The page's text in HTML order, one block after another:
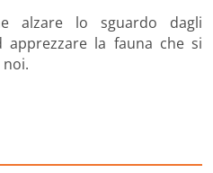
alzare lo sguardo dagli
la fauna che si
noi.